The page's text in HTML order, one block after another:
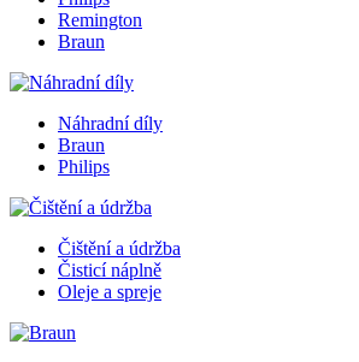
Remington
Braun
Náhradní díly
Braun
Philips
Čištění a údržba
Čisticí náplně
Oleje a spreje